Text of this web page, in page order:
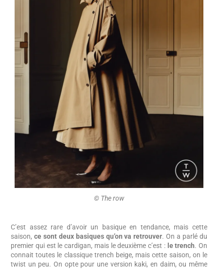
©️ The row
C’est assez rare d’avoir un basique en tendance, mais cette
saison, ce sont deux basiques qu’on va retrouver. On a parlé du
premier qui est le cardigan, mais le deuxième c’est :le trench. On
connait toutes le classique trench beige, mais cette saison, on le
twist un peu. On opte pour une version kaki, en daim, ou même